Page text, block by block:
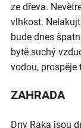
ze dřeva.
vlhkost.
bude dnes
bytě suchý
vodou,
ZAHRADA
Dny Raka jsou